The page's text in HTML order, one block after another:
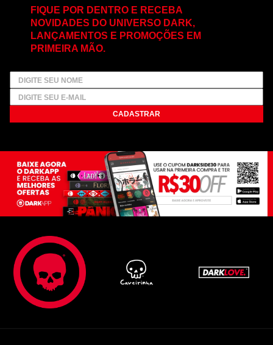
FIQUE POR DENTRO E RECEBA
NOVIDADES DO UNIVERSO DARK,
LANÇAMENTOS E PROMOÇÕES EM
PRIMEIRA MÃO.
CADASTRAR